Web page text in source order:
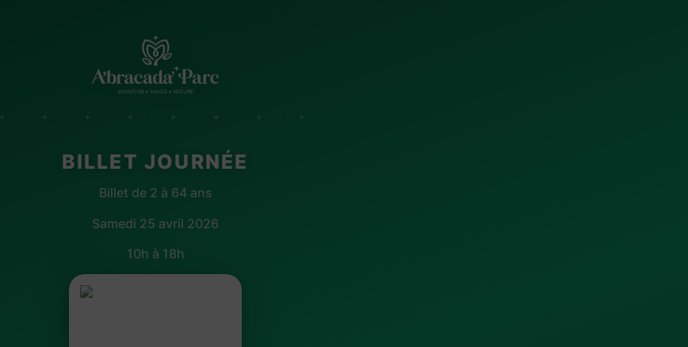
✦ · ✦ · ✦ · ✦ · ✦ · ✦ · ✦ · ✦
BILLET JOURNÉE
Billet de 2 à 64 ans
Samedi 25 avril 2026
10h à 18h